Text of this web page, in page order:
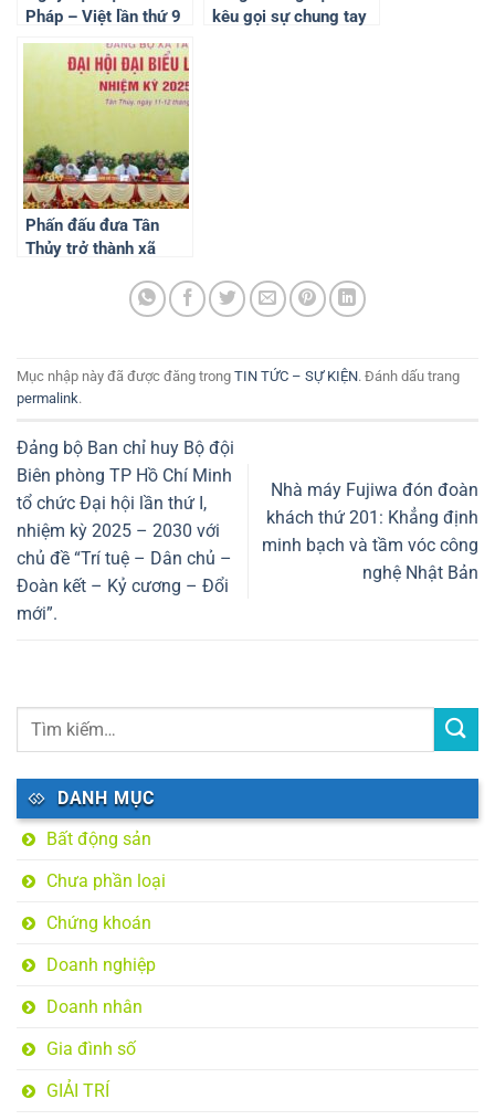
Pháp – Việt lần thứ 9
kêu gọi sự chung tay
Phấn đấu đưa Tân
Thủy trở thành xã
phát triển chung của
Mục nhập này đã được đăng trong TIN TỨC – SỰ KIỆN. Đánh dấu trang
permalink.
Đảng bộ Ban chỉ huy Bộ đội
Biên phòng TP Hồ Chí Minh
tổ chức Đại hội lần thứ I,
nhiệm kỳ 2025 – 2030 với
chủ đề “Trí tuệ – Dân chủ –
Đoàn kết – Kỷ cương – Đổi
mới”.
Nhà máy Fujiwa đón đoàn
khách thứ 201: Khẳng định
minh bạch và tầm vóc công
nghệ Nhật Bản
DANH MỤC
Bất động sản
Chưa phần loại
Chứng khoán
Doanh nghiệp
Doanh nhân
Gia đình số
GIẢI TRÍ